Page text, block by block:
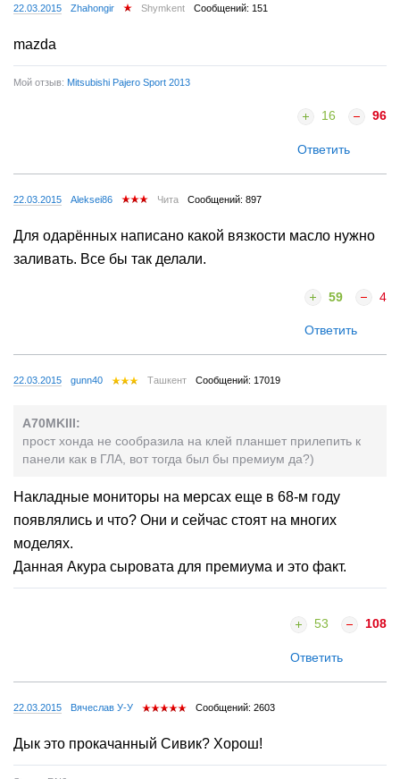
22.03.2015 Zhahongir Shymkent Сообщений: 151
mazda
Мой отзыв: Mitsubishi Pajero Sport 2013
16 96
Ответить
22.03.2015 Aleksei86 Чита Сообщений: 897
Для одарённых написано какой вязкости масло нужно
заливать. Все бы так делали.
59 4
Ответить
22.03.2015 gunn40 Ташкент Сообщений: 17019
A70MKIII:
прост хонда не сообразила на клей планшет прилепить к
панели как в ГЛА, вот тогда был бы премиум да?)
Накладные мониторы на мерсах еще в 68-м году
появлялись и что? Они и сейчас стоят на многих
моделях.
Данная Акура сыровата для премиума и это факт.
53 108
Ответить
22.03.2015 Вячеслав У-У Сообщений: 2603
Дык это прокачанный Сивик? Хорош!